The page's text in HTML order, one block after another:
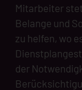
Mitarbeiter
Belange und
zu helfen, wo
der